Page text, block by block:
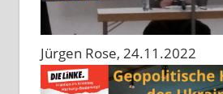
Jürgen Rose, 24.11.2022